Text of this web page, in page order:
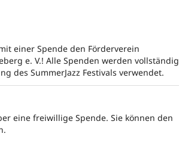
einer Spende den Förderverein
e. V.! Alle Spenden werden vollständig
des SummerJazz Festivals verwendet.
eine freiwillige Spende. Sie können den